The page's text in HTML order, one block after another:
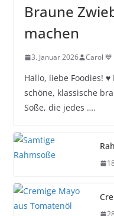
Braune
machen
3. Januar 2026 Carol 💙
Hallo, liebe Foodies!
schöne, klassische
Soße, die jedes ….